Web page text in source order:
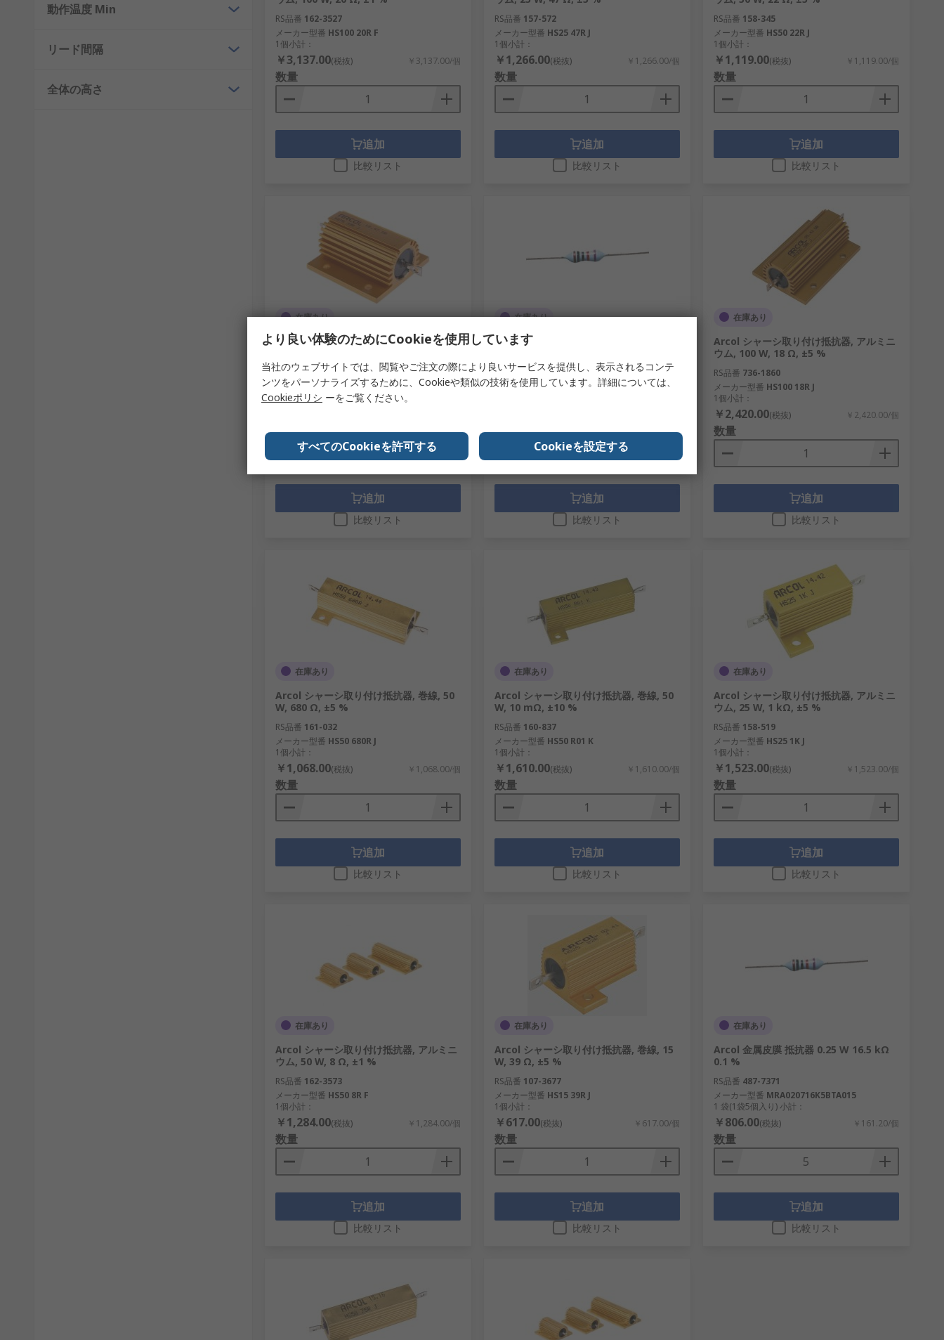
動作温度 Min
リード間隔
全体の高さ
RS品番 162-3527
メーカー型番 HS100 20R F
1個小計：
￥3,137.00(税抜) ￥3,137.00/個
数量
追加
比較リスト
RS品番 157-572
メーカー型番 HS25 47R J
1個小計：
￥1,266.00(税抜) ￥1,266.00/個
数量
追加
比較リスト
RS品番 158-345
メーカー型番 HS50 22R J
1個小計：
￥1,119.00(税抜) ￥1,119.00/個
数量
追加
比較リスト
在庫あり
Arcol シャーシ取り付け抵抗器, 巻線, 75
RS品番 309-1093
メーカー型番 HS75 33R J
1個小計：
数量
追加
比較リスト
在庫あり
Arcol 金属皮膜 抵抗器 0.25 W 604 Ω 0.1
RS品番
487-5842
メーカー型番MRA0207604RBTA015
数量
追加
比較リスト
在庫あり
Arcol シャーシ取り付け抵抗器, アルミニ
ウム, 100 W, 18 Ω, ±5 %
RS品番 736-1860
メーカー型番 HS100 18R J
1個小計：
￥2,420.00(税抜) ￥2,420.00/個
数量
追加
比較リスト
在庫あり
Arcol シャーシ取り付け抵抗器, 巻線, 50
W, 680 Ω, ±5 %
RS品番 161-032
メーカー型番 HS50 680R J
1個小計：
￥1,068.00(税抜) ￥1,068.00/個
数量
追加
比較リスト
在庫あり
Arcol シャーシ取り付け抵抗器, 巻線, 50
W, 10 mΩ, ±10 %
RS品番 160-837
メーカー型番 HS50 R01 K
1個小計：
￥1,610.00(税抜) ￥1,610.00/個
数量
追加
比較リスト
在庫あり
Arcol シャーシ取り付け抵抗器, アルミニ
ウム, 25 W, 1 kΩ, ±5 %
RS品番 158-519
メーカー型番 HS25 1K J
1個小計：
￥1,523.00(税抜) ￥1,523.00/個
数量
追加
比較リスト
在庫あり
Arcol シャーシ取り付け抵抗器, アルミニ
ウム, 50 W, 8 Ω, ±1 %
RS品番 162-3573
メーカー型番 HS50 8R F
1個小計：
￥1,284.00(税抜) ￥1,284.00/個
数量
追加
比較リスト
在庫あり
Arcol シャーシ取り付け抵抗器, 巻線, 15
W, 39 Ω, ±5 %
RS品番 107-3677
メーカー型番 HS15 39R J
1個小計：
￥617.00(税抜) ￥617.00/個
数量
追加
比較リスト
在庫あり
Arcol 金属皮膜 抵抗器 0.25 W 16.5 kΩ
0.1 %
RS品番 487-7371
メーカー型番 MRA020716K5BTA015
1 袋(1袋5個入り) 小計：
￥806.00(税抜) ￥161.20/個
数量
追加
比較リスト
より良い体験のためにCookieを使用しています
当社のウェブサイトでは、閲覧やご注文の際により良いサービスを提供し、表示されるコンテ
ンツをパーソナライズするために、Cookieや類似の技術を使用しています。詳細については、
Cookieポリシ ーをご覧ください。
すべてのCookieを許可する Cookieを設定する